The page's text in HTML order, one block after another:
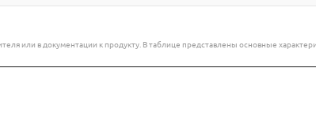
или в документации к продукту. В таблице представлены основные